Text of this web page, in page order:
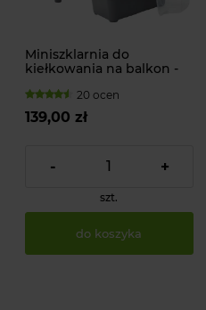
Miniszklarnia do
kiełkowania na balkon -
20 ocen
139,00 zł
- +
szt.
do koszyka